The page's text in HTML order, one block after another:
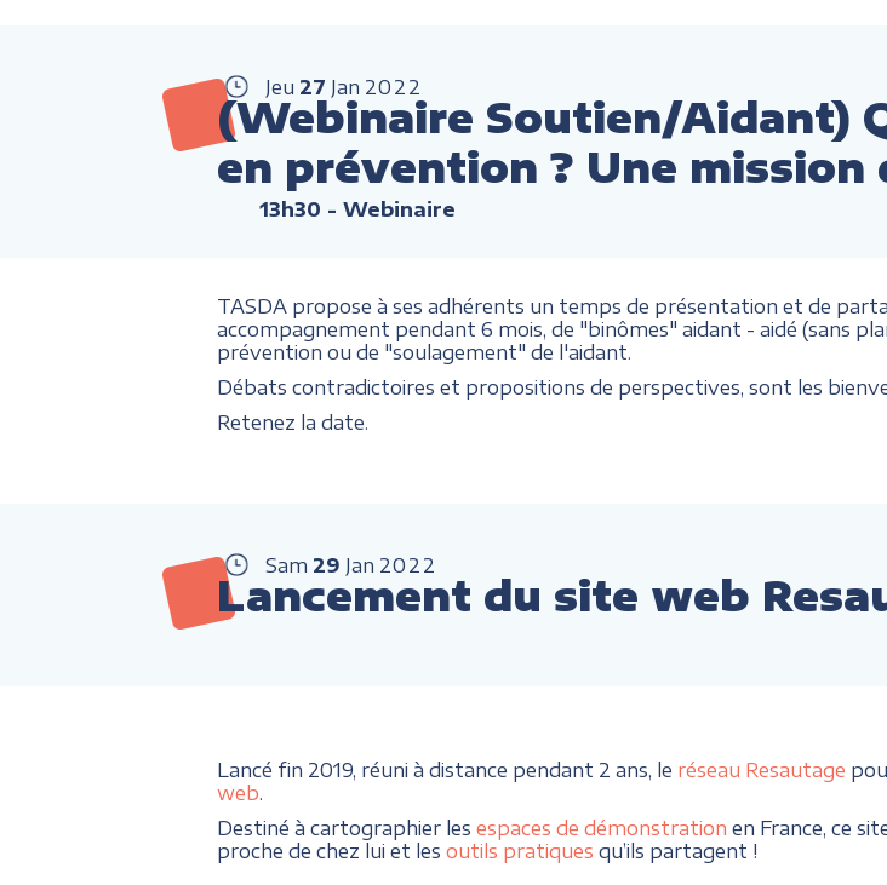
Jeu 27 Jan 2022
(Webinaire Soutien/Aidant)
en prévention ? Une mission
13h30 - Webinaire
TASDA propose à ses adhérents un temps de présentation et de
accompagnement pendant 6 mois, de "binômes" aidant - aidé (sans
prévention ou de "soulagement" de l'aidant.
Débats contradictoires et propositions de perspectives, sont les
Retenez la date.
Sam 29 Jan 2022
Lancement du site web
Lancé fin 2019, réuni à distance pendant 2 ans, le réseau Resautage
web.
Destiné à cartographier les espaces de démonstration en France, ce
proche de chez lui et les outils pratiques qu’ils partagent !